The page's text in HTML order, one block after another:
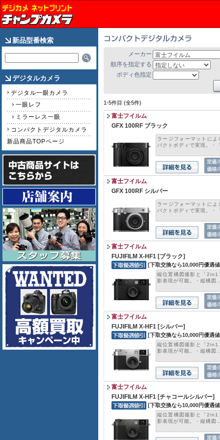
新品型番検索
デジタルカメラ
デジタル一眼カメラ
一眼レフ
ミラーレス一眼
コンパクトデジタルカメラ
新品商品TOPページ
メーカー
順序を指定する
ボディ色指定
1-5件目 (全5件)
富士フイルム
GFX 100RF ブラック
ラージフォーマットに
パクトボディで実現。・
富士フイルム
GFX 100RF シルバー
ラージフォーマットに
パクトボディで実現。・
富士フイルム
FUJIFILM X-HF1 [ブラック]
[下取交換なら10,000円優遇
縦位置構図撮影と「2in1
影表現が可能。・縦構図
富士フイルム
FUJIFILM X-HF1 [シルバー]
[下取交換なら10,000円優遇
縦位置構図撮影と「2in1
影表現が可能。・縦構図
富士フイルム
FUJIFILM X-HF1 [チャコールシルバー]
[下取交換なら10,000円優遇
縦位置構図撮影と「2in1
影表現が可能。・縦構図